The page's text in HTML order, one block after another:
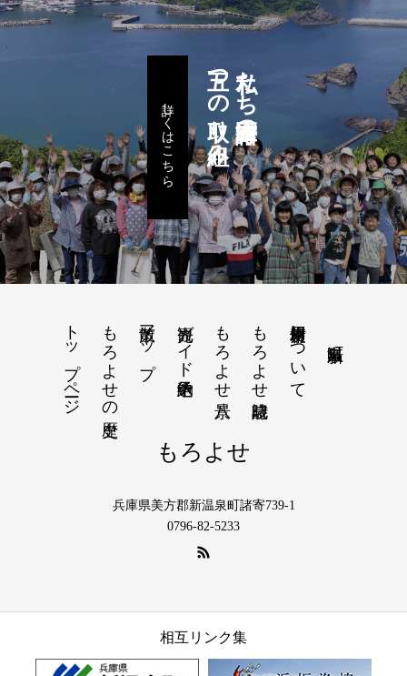
私たち諸寄区民の
五つの取り組み
詳しくはこちら
素材使用について
もろよせ歳時記
もろよせ八景
観光ガイド予約申込
散策マップ
もろよせの歴史
トップページ
もろよせ
兵庫県美方郡新温泉町諸寄739-1
0796-82-5233
相互リンク集